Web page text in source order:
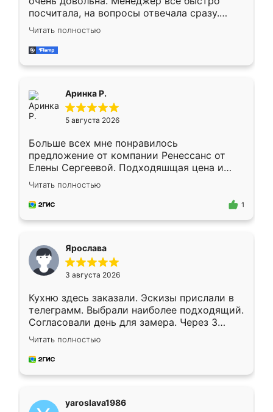
посчитала, на вопросы отвечала сразу.
Замерщик приехал в субботу, подошёл к
делу со всей ответственностью. Собрали
за день, ребята работали аккуратно, даже
Читать полностью
Аринка Р.
5 августа 2026
Больше всех мне понравилось
предложение от компании Ренессанс от
Елены Сергеевой. Подходяшщая цена и
короткие сроки изготовления. Приехавший
для замера сотрудник Владислав
предложил по моему эскизу самый
Читать полностью
1
Ярослава
3 августа 2026
Кухню здесь заказали. Эскизы прислали в
телеграмм. Выбрали наиболее подходящий.
Согласовали день для замера. Через 3
недели кухня была уже готова. Остались
довольны работой. Спасибо Ренессанс
мебель за качественную работу!
Читать полностью
yaroslava1986